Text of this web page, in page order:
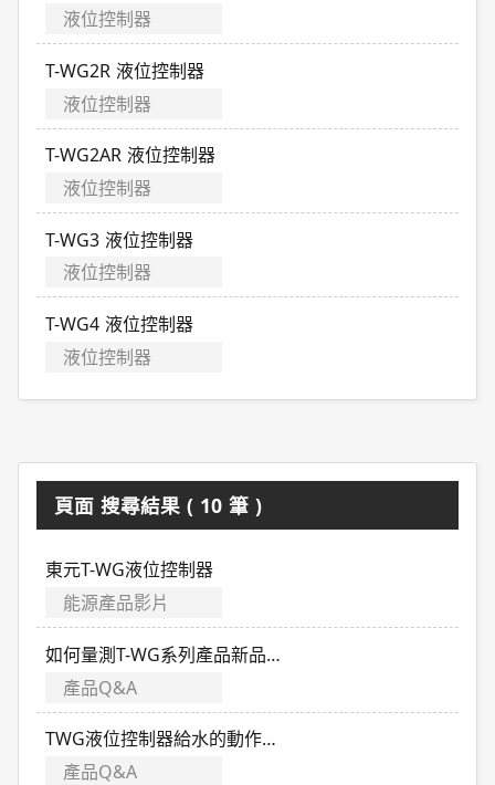
液位控制器
T-WG2R 液位控制器
液位控制器
T-WG2AR 液位控制器
液位控制器
T-WG3 液位控制器
液位控制器
T-WG4 液位控制器
液位控制器
頁面 搜尋結果 ( 10 筆 )
東元T-WG液位控制器
能源產品影片
如何量測T-WG系列產品新品的 S0-S1,S0-S2,S1-S2的內阻?
產品Q&A
TWG液位控制器給水的動作原理為何?
產品Q&A